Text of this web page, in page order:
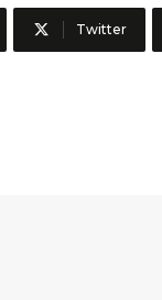
Twitter